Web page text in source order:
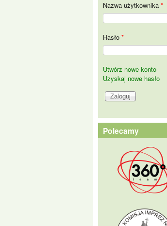
Nazwa użytkownika *
Hasło *
Utwórz nowe konto
Uzyskaj nowe hasło
Polecamy